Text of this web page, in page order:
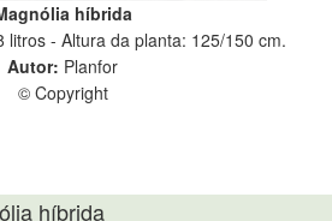
híbrida
litros - Altura da planta: 125/150 cm.
Autor: Planfor
© Copyright
híbrida